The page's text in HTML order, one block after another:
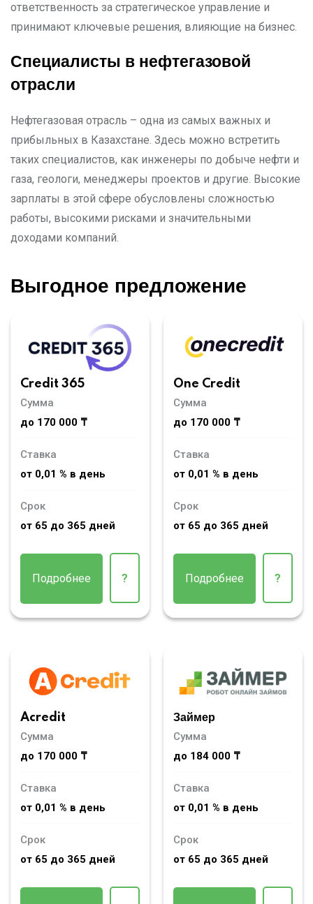
ответственность за стратегическое управление и
принимают ключевые решения, влияющие на бизнес.
Специалисты в нефтегазовой
отрасли
Нефтегазовая отрасль – одна из самых важных и
прибыльных в Казахстане. Здесь можно встретить
таких специалистов, как инженеры по добыче нефти и
газа, геологи, менеджеры проектов и другие. Высокие
зарплаты в этой сфере обусловлены сложностью
работы, высокими рисками и значительными
доходами компаний.
Выгодное предложение
Credit 365
Сумма
до 170 000 ₸
Ставка
от 0,01 % в день
Срок
от 65 до 365 дней
Подробнее ?
One Credit
Сумма
до 170 000 ₸
Ставка
от 0,01 % в день
Срок
от 65 до 365 дней
Подробнее ?
Acredit
Сумма
до 170 000 ₸
Ставка
от 0,01 % в день
Срок
от 65 до 365 дней
Займер
Сумма
до 184 000 ₸
Ставка
от 0,01 % в день
Срок
от 65 до 365 дней